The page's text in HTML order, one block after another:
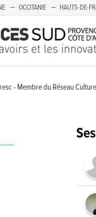
OCCITANIE HAUTS-DE-
- Membre du Réseau